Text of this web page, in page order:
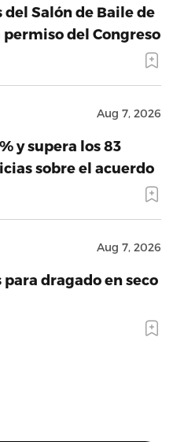
Salón de Baile de
del Congreso
Aug 7, 2026
y supera los 83
sobre el acuerdo
Aug 7, 2026
dragado en seco